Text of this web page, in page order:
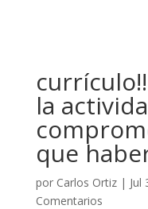
la
que
por Carlos Ortiz| Jul
Comentarios